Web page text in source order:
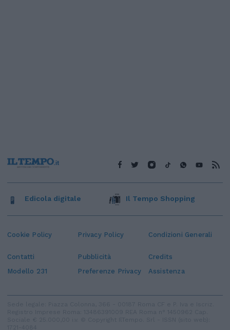
Cookie Policy Privacy Policy Condizioni Generali
Contatti Pubblicità
Credits
Modello 231
Preferenze Privacy Assistenza
Edicola digitale Il Tempo Shopping